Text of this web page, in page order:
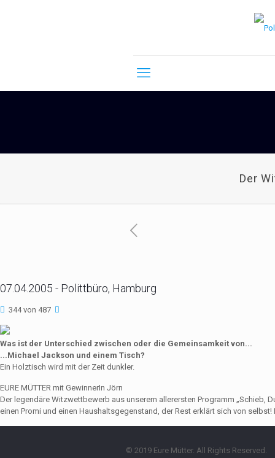
Der
07.04.2005 - Polittbüro, Hamburg
344 von 487
Was ist der Unterschied zwischen oder die Gemeinsamkeit von...
...Michael Jackson und einem Tisch?
Ein Holztisch wird mit der Zeit dunkler.
EURE MÜTTER mit GewinnerIn Jörn
Der legendäre Witzwettbewerb aus unserem allerersten Programm „Schieb,
einen Promi und einen Haushaltsgegenstand, der Rest erklärt sich von
© 2019 Eure Mütter. All Rights Reserved.